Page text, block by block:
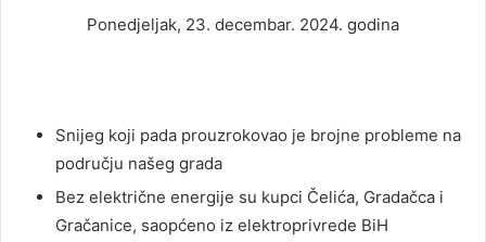
Ponedjeljak, 23. decembar. 2024. godina
Snijeg koji pada prouzrokovao je brojne probleme na
području našeg grada
Bez električne energije su kupci Čelića, Gradačca i
Gračanice, saopćeno iz elektroprivrede BiH